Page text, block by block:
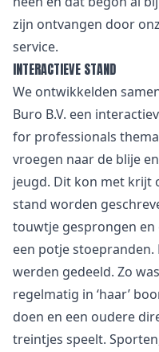
zijn ontvangen door
service.
INTERACTIEVE STAND
We ontwikkelden
Buro B.V. een
for professionals
vroegen naar de blije
jeugd. Dit kon met krijt
stand worden
touwtje gesprongen en
een potje
werden gedeeld. Zo
regelmatig in ‘haar’
doen en een oudere
treintjes speelt.